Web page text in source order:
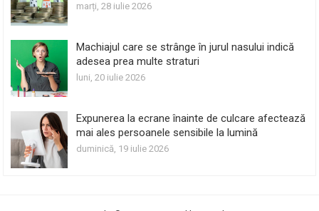
marți, 28 iulie 2026
Machiajul care se strânge în jurul nasului indică
adesea prea multe straturi
luni, 20 iulie 2026
Expunerea la ecrane înainte de culcare afectează
mai ales persoanele sensibile la lumină
duminică, 19 iulie 2026